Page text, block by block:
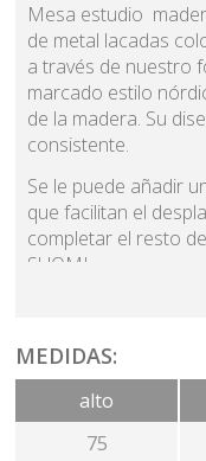
Mesa estudio
de metal lacadas
a través de nuestro
marcado estilo
de la madera. Su
consistente.
Se le puede añadir
que facilitan el
completar el resto
SUOMI.
del aire en
La certificación
que tienen los
muebles de
MEDIDAS:
alto
75